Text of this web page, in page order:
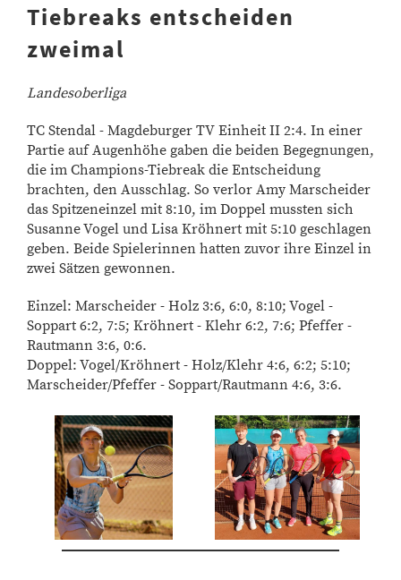
Tiebreaks entscheiden
zweimal
Landesoberliga
TC Stendal - Magdeburger TV Einheit II 2:4. In einer
Partie auf Augenhöhe gaben die beiden Begegnungen,
die im Champions-Tiebreak die Entscheidung
brachten, den Ausschlag. So verlor Amy Marscheider
das Spitzeneinzel mit 8:10, im Doppel mussten sich
Susanne Vogel und Lisa Kröhnert mit 5:10 geschlagen
geben. Beide Spielerinnen hatten zuvor ihre Einzel in
zwei Sätzen gewonnen.
Einzel: Marscheider - Holz 3:6, 6:0, 8:10; Vogel -
Soppart 6:2, 7:5; Kröhnert - Klehr 6:2, 7:6; Pfeffer -
Rautmann 3:6, 0:6.
Doppel: Vogel/Kröhnert - Holz/Klehr 4:6, 6:2; 5:10;
Marscheider/Pfeffer - Soppart/Rautmann 4:6, 3:6.